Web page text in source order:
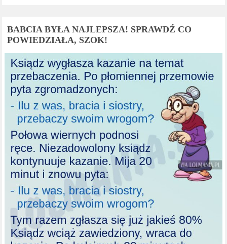
BABCIA BYŁA NAJLEPSZA! SPRAWDŹ CO
POWIEDZIAŁA, SZOK!